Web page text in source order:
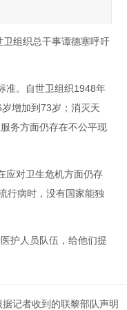
卫组织总干事谭德塞呼吁
准。自世卫组织1948年
增加到73岁；消灭天
务方面仍存在不公平现
应对卫生危机方面仍存
行病时，没有国家能独
护人员队伍，给他们提
记者收到的联黎部队声明